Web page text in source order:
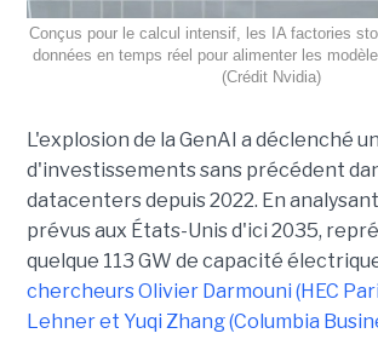
Conçus pour le calcul intensif, les IA factories
données en temps réel pour alimenter les
(Crédit Nvidia)
L'explosion de la GenAI a déclenché
d'investissements sans précédent
datacenters depuis 2022. En
prévus aux États-Unis d'ici 2035,
quelque 113 GW de capacité
chercheurs Olivier Darmouni (HEC
Lehner et Yuqi Zhang (Columbia